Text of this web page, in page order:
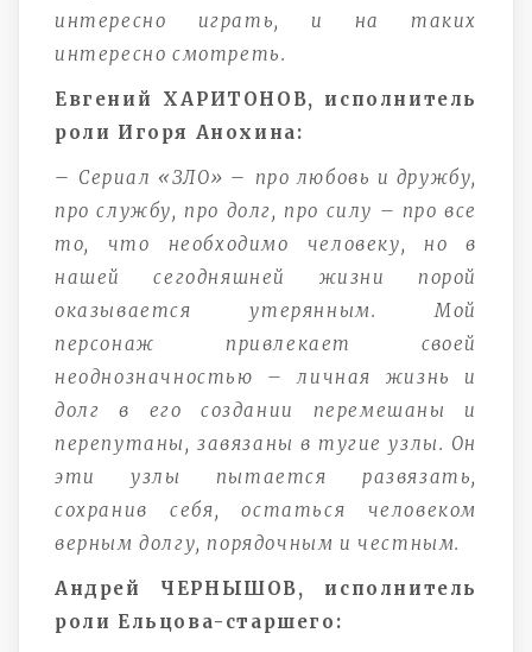
интересно играть, и на таких
интересно смотреть.
Евгений ХАРИТОНОВ, исполнитель
роли Игоря Анохина:
– Сериал «ЗЛО» – про любовь и дружбу,
про службу, про долг, про силу – про все
то, что необходимо человеку, но в
нашей сегодняшней жизни порой
оказывается утерянным. Мой
персонаж привлекает своей
неоднозначностью – личная жизнь и
долг в его создании перемешаны и
перепутаны, завязаны в тугие узлы. Он
эти узлы пытается развязать,
сохранив себя, остаться человеком
верным долгу, порядочным и честным.
Андрей ЧЕРНЫШОВ, исполнитель
роли Ельцова-старшего: